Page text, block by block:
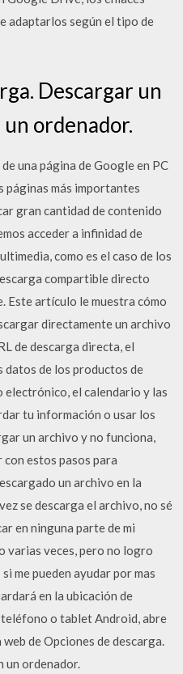
adaptarlos según el tipo de
Descargar un
ordenador.
una página de Google en PC
páginas más importantes
gran cantidad de contenido
acceder a infinidad de
como es el caso de los
compartible directo
Este artículo le muestra cómo
directamente un archivo
de descarga directa, el
datos de los productos de
electrónico, el calendario y las
tu información o usar los
un archivo y no funciona,
estos pasos para
un archivo en la
se descarga el archivo, no sé
en ninguna parte de mi
varias veces, pero no logro
me pueden ayudar por mas
en la ubicación de
o tablet Android, abre
de Opciones de descarga.
un ordenador.